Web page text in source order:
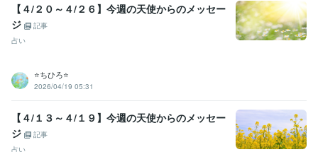
【４/２０～４/２６】今週の天使からのメッセー
ジ
記事
占い
⭐️ちひろ⭐️
2026/04/19 05:31
【４/１３～４/１９】今週の天使からのメッセー
ジ
記事
占い